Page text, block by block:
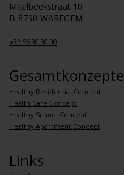
Maalbeekstraat 10
B-8790 WAREGEM
+32 56 30 30 00
Gesamtkonzepte
Healthy Residential Concept
Health Care Concept
Healthy School Concept
Healthy Apartment Concept
Links